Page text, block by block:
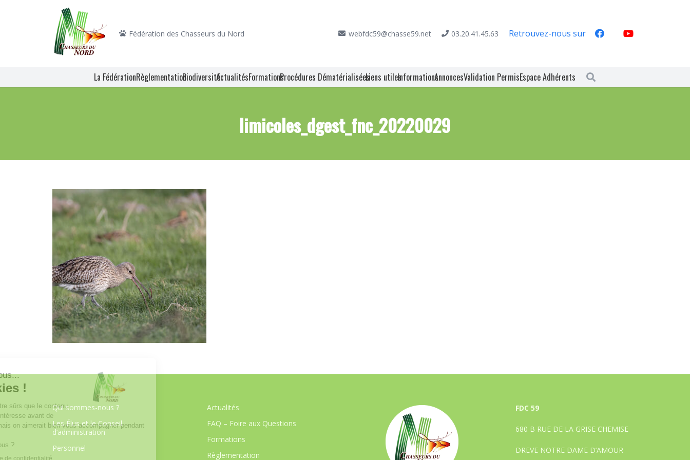
Fédération des Chasseurs du Nord webfdc59@chasse59.net 03.20.41.45.63 Retrouvez-nous sur
La FédérationRèglementationBiodiversitéActualitésFormationsProcédures DématérialiséesLiens utilesInformationsAnnoncesValidation PermisEspace Adhérents
limicoles_dgest_fnc_20220029
Qui sommes-nous ?
Les Élus et le Conseil
d’administration
Personnel
Actualités
FAQ – Foire aux Questions
Formations
Règlementation
FDC 59
680 B RUE DE LA GRISE CHEMISE
DREVE NOTRE DAME D’AMOUR